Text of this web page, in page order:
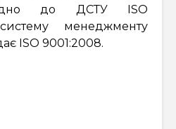
до ДСТУ ISO
менеджменту
ISO 9001:2008.